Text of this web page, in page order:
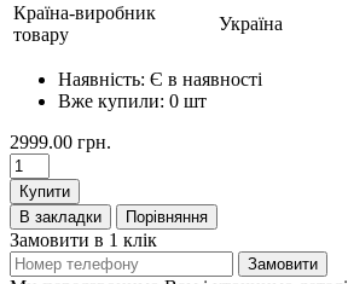
Країна-виробник
товару
Україна
Наявність: Є в наявності
Вже купили: 0 шт
2999.00 грн.
Купити
В закладки
Порівняння
Замовити в 1 клік
Замовити